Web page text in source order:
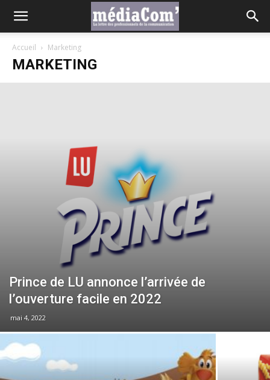
Accueil Marketing
MARKETING
Prince de LU annonce l’arrivée de
l’ouverture facile en 2022
mai 4, 2022